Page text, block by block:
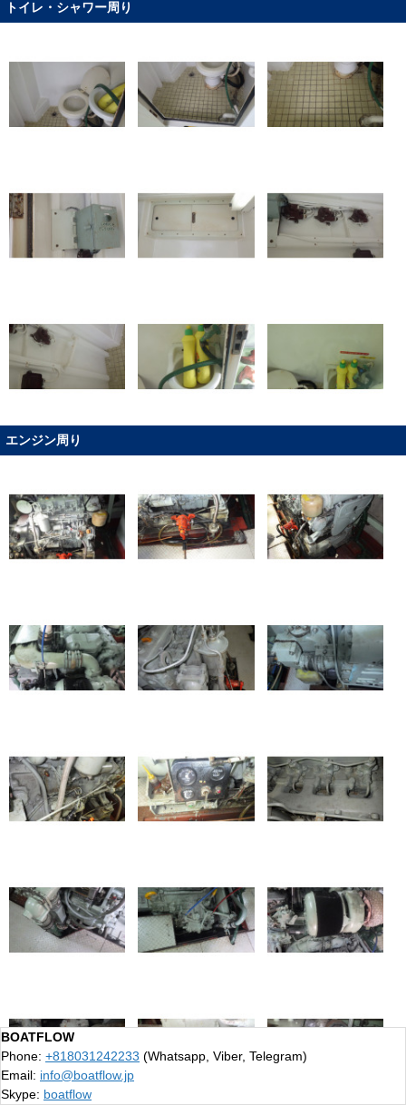
トイレ・シャワー周り
エンジン周り
BOATFLOW
Phone: +818031242233 (Whatsapp, Viber, Telegram)
Email: info@boatflow.jp
Skype: boatflow